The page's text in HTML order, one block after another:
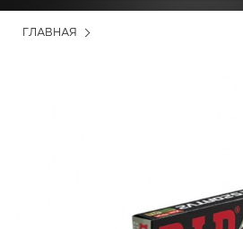
ГЛАВНАЯ